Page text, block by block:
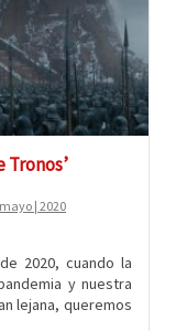
Tronos’
| 2020
2020, cuando la
y nuestra
lejana, queremos